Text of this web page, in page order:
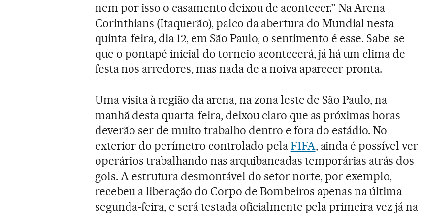
nem por isso o casamento deixou de acontecer.” Na Arena
Corinthians (Itaquerão), palco da abertura do Mundial nesta
quinta-feira, dia 12, em São Paulo, o sentimento é esse. Sabe-se
que o pontapé inicial do torneio acontecerá, já há um clima de
festa nos arredores, mas nada de a noiva aparecer pronta.
Uma visita à região da arena, na zona leste de São Paulo, na
manhã desta quarta-feira, deixou claro que as próximas horas
deverão ser de muito trabalho dentro e fora do estádio. No
exterior do perímetro controlado pelaFIFA, ainda é possível ver
operários trabalhando nas arquibancadas temporárias atrás dos
gols. A estrutura desmontável do setor norte, por exemplo,
recebeu a liberação do Corpo de Bombeiros apenas na última
segunda-feira, e será testada oficialmente pela primeira vez já na